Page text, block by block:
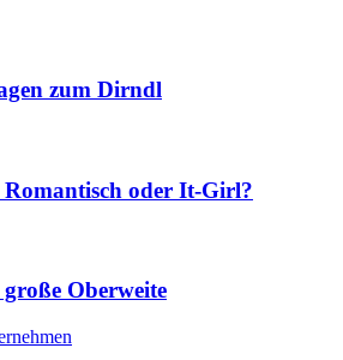
zum Dirndl
oder It-Girl?
Oberweite